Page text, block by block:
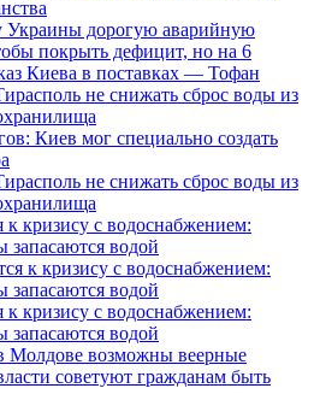
Украины дорогую аварийную
покрыть дефицит, но на 6
Киева в поставках — Тофан
не снижать сброс воды из
не снижать сброс воды из
кризису с водоснабжением:
запасаются водой
кризису с водоснабжением:
запасаются водой
Молдове возможны веерные
советуют гражданам быть